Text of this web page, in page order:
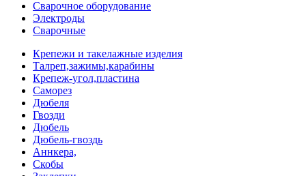
Сварочное оборудование
Электроды
Сварочные
Крепежи и такелажные изделия
Талреп,зажимы,карабины
Крепеж-угол,пластина
Саморез
Дюбеля
Гвозди
Дюбель
Дюбель-гвоздь
Аннкера,
Скобы